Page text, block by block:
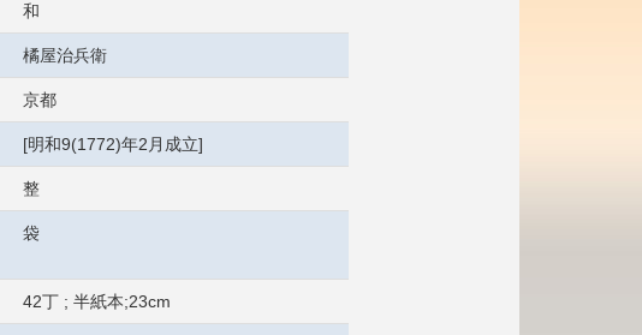
和
橘屋治兵衛
京都
[明和9(1772)年2月成立]
整
袋
42丁 ; 半紙本;23cm